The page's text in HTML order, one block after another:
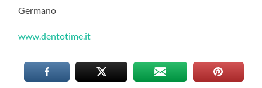
Germano
www.dentotime.it